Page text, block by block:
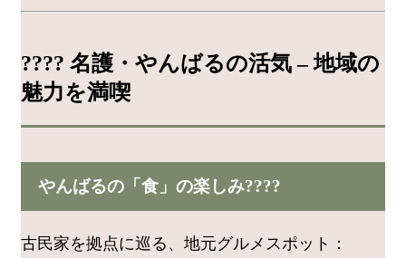
???? 名護・やんばるの活気 – 地域の
魅力を満喫
やんばるの「食」の楽しみ????️
古民家を拠点に巡る、地元グルメスポット：